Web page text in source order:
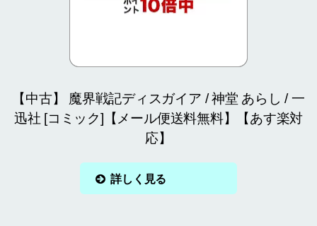
【中古】 魔界戦記ディスガイア / 神堂 あらし / 一
迅社 [コミック]【メール便送料無料】【あす楽対
応】
詳しく見る